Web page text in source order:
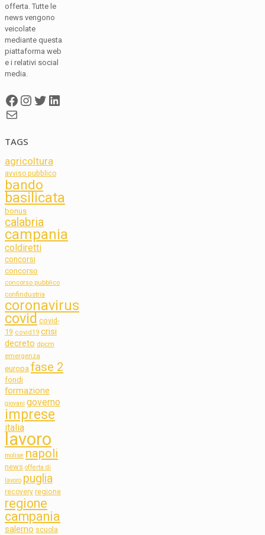
offerta. Tutte le
news vengono
veicolate
mediante questa
piattaforma web
e i relativi social
media.
Facebook
Instagram
Twitter
LinkedIn
Mail
TAGS
agricoltura
avviso pubblico
bando
basilicata
bonus
calabria
campania
coldiretti
concorsi
concorso
concorso pubblico
confindustria
coronavirus
covid covid-
19 covid19 crisi
decreto dpcm
emergenza
europa fase 2
fondi
formazione
giovani governo
imprese
italia
lavoro
molise napoli
news offerta di
lavoro puglia
recovery regione
regione
campania
salerno scuola